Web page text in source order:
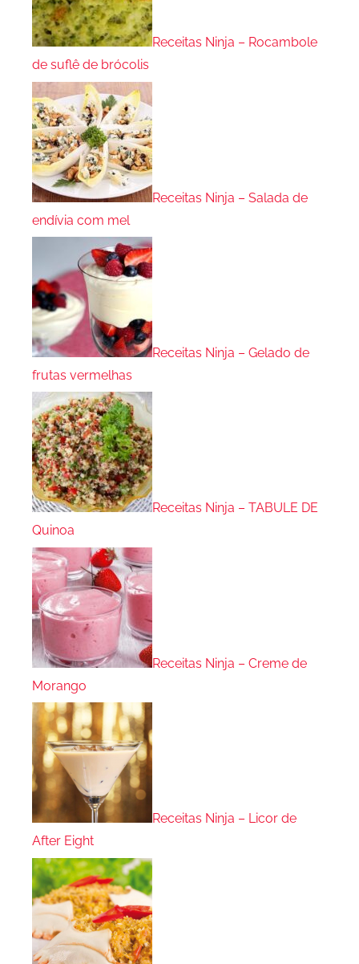
Receitas Ninja – Rocambole
de suflê de brócolis
Receitas Ninja – Salada de
endívia com mel
Receitas Ninja – Gelado de
frutas vermelhas
Receitas Ninja – TABULE DE
Quinoa
Receitas Ninja – Creme de
Morango
Receitas Ninja – Licor de
After Eight